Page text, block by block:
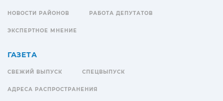
НОВОСТИ РАЙОНОВ РАБОТА ДЕПУТАТОВ
ЭКСПЕРТНОЕ МНЕНИЕ
ГАЗЕТА
СВЕЖИЙ ВЫПУСК СПЕЦВЫПУСК
АДРЕСА РАСПРОСТРАНЕНИЯ